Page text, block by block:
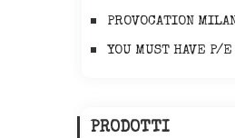
PROVOCATION
YOU MUST HAVE P/
PRODOTTI